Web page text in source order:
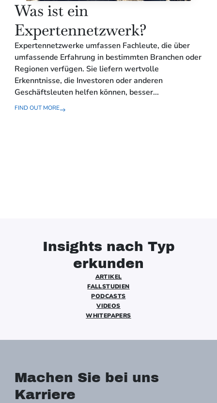
Was ist ein
Expertennetzwerk?
Expertennetzwerke umfassen Fachleute, die über
umfassende Erfahrung in bestimmten Branchen oder
Regionen verfügen. Sie liefern wertvolle
Erkenntnisse, die Investoren oder anderen
Geschäftsleuten helfen können, besser...
FIND OUT MORE
Insights nach Typ
erkunden
ARTIKEL
FALLSTUDIEN
PODCASTS
VIDEOS
WHITEPAPERS
Machen Sie bei uns
Karriere